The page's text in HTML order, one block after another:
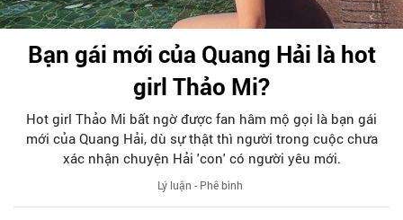
Bạn gái mới của Quang Hải là hot
girl Thảo Mi?
Hot girl Thảo Mi bất ngờ được fan hâm mộ gọi là bạn gái
mới của Quang Hải, dù sự thật thì người trong cuộc chưa
xác nhận chuyện Hải 'con' có người yêu mới.
Lý luận - Phê bình